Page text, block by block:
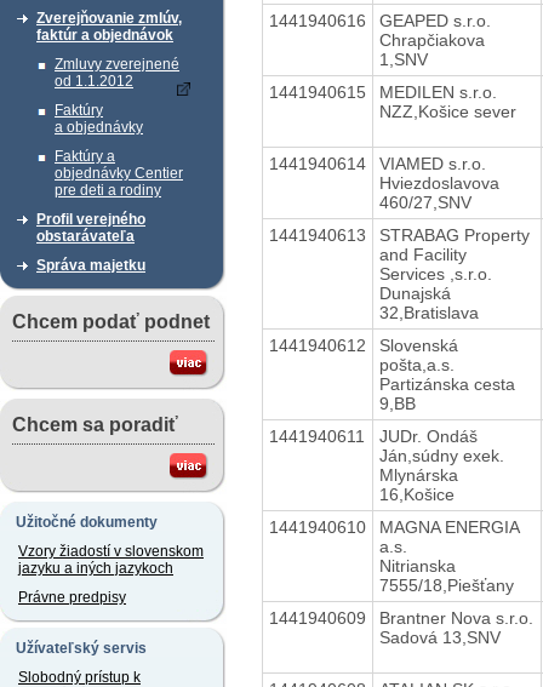
Zverejňovanie zmlúv,
faktúr a objednávok
Zmluvy zverejnené
od 1.1.2012
Faktúry
a objednávky
Faktúry a
objednávky Centier
pre deti a rodiny
Profil verejného
obstarávateľa
Správa majetku
Chcem podať podnet
Chcem sa poradiť
Užitočné dokumenty
Vzory žiadostí v slovenskom
jazyku a iných jazykoch
Právne predpisy
Užívateľský servis
Slobodný prístup k
1441940616
GEAPED s.r.o.
Chrapčiakova
1,SNV
1441940615
MEDILEN s.r.o.
NZZ,Košice sever
1441940614
VIAMED s.r.o.
Hviezdoslavova
460/27,SNV
1441940613
STRABAG Property
and Facility
Services ,s.r.o.
Dunajská
32,Bratislava
1441940612
Slovenská
pošta,a.s.
Partizánska cesta
9,BB
1441940611
JUDr. Ondáš
Ján,súdny exek.
Mlynárska
16,Košice
1441940610
MAGNA ENERGIA
a.s.
Nitrianska
7555/18,Piešťany
1441940609
Brantner Nova s.r.o.
Sadová 13,SNV